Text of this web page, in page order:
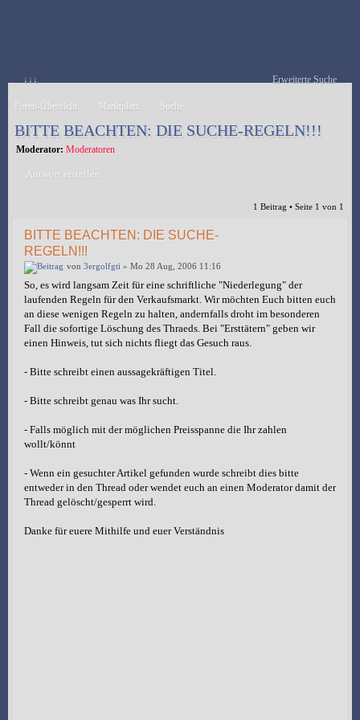
↓↓↓ Erweiterte Suche
Foren-Übersicht Marktplatz Suche
BITTE BEACHTEN: DIE SUCHE-REGELN!!!
Moderator: Moderatoren
Antwort erstellen
1 Beitrag • Seite 1 von 1
BITTE BEACHTEN: DIE SUCHE-
REGELN!!!
von 3ergolfgti » Mo 28 Aug, 2006 11:16
So, es wird langsam Zeit für eine schriftliche "Niederlegung" der
laufenden Regeln für den Verkaufsmarkt. Wir möchten Euch bitten euch
an diese wenigen Regeln zu halten, andernfalls droht im besonderen
Fall die sofortige Löschung des Thraeds. Bei "Ersttätern" geben wir
einen Hinweis, tut sich nichts fliegt das Gesuch raus.
- Bitte schreibt einen aussagekräftigen Titel.
- Bitte schreibt genau was Ihr sucht.
- Falls möglich mit der möglichen Preisspanne die Ihr zahlen
wollt/könnt
- Wenn ein gesuchter Artikel gefunden wurde schreibt dies bitte
entweder in den Thread oder wendet euch an einen Moderator damit der
Thread gelöscht/gesperrt wird.
Danke für euere Mithilfe und euer Verständnis